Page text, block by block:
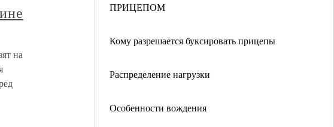
ПРИЦЕПОМ
Кому разрешается буксировать прицепы
Распределение нагрузки
Особенности вождения
на